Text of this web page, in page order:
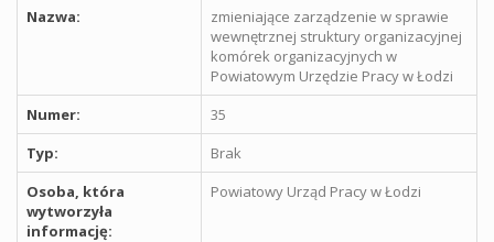
Nazwa:
zmieniające zarządzenie w sprawie
wewnętrznej struktury organizacyjnej
komórek organizacyjnych w
Powiatowym Urzędzie Pracy w Łodzi
Numer:
35
Typ:
Brak
Osoba, która
wytworzyła
informację:
Powiatowy Urząd Pracy w Łodzi